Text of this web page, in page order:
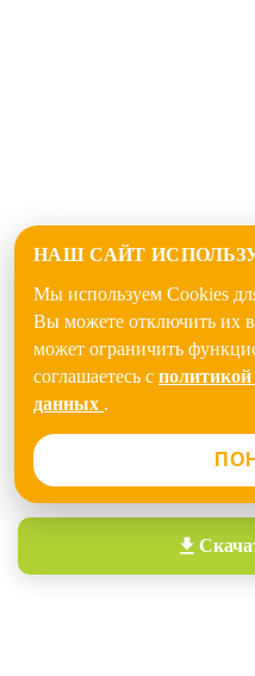
НАШ САЙТ
Мы используем Cookies
Вы можете отключить их в
может ограничить
соглашаетесь с
данных .